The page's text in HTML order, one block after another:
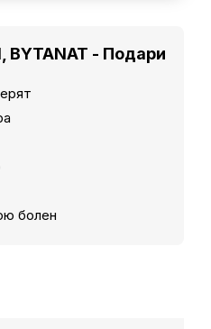
BYTANAT - Подари
болен